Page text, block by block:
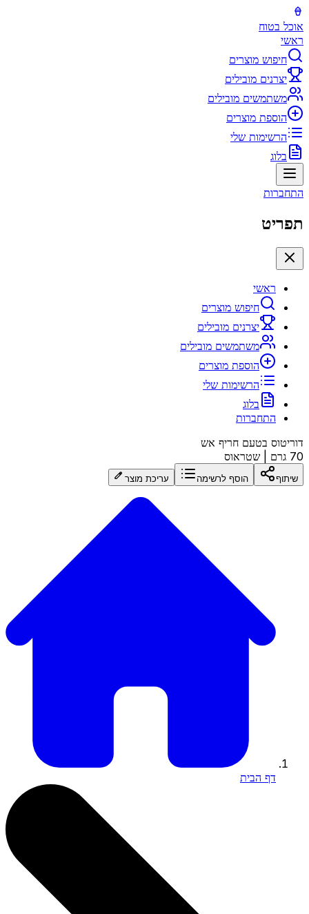
אוכל בטוח
ראשי
חיפוש מוצרים
יצרנים מובילים
משתמשים מובילים
הוספת מוצרים
הרשימות שלי
בלוג
התחברות
תפריט
ראשי
חיפוש מוצרים
יצרנים מובילים
משתמשים מובילים
הוספת מוצרים
הרשימות שלי
בלוג
התחברות
דוריטוס בטעם חריף אש
70 גרם
שטראוס
שיתוף הוסף לרשימה עריכת מוצר
דף הבית